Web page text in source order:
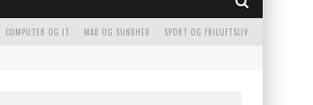
SPORT OG FRILUFTSLIV
MAD OG SUNDHED
COMPUTER OG IT